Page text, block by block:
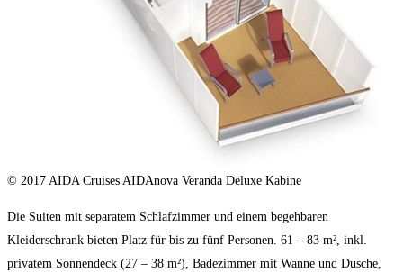
© 2017 AIDA Cruises AIDAnova Veranda Deluxe Kabine
Die Suiten mit separatem Schlafzimmer und einem begehbaren
Kleiderschrank bieten Platz für bis zu fünf Personen. 61 – 83 m², inkl.
privatem Sonnendeck (27 – 38 m²), Badezimmer mit Wanne und Dusche,